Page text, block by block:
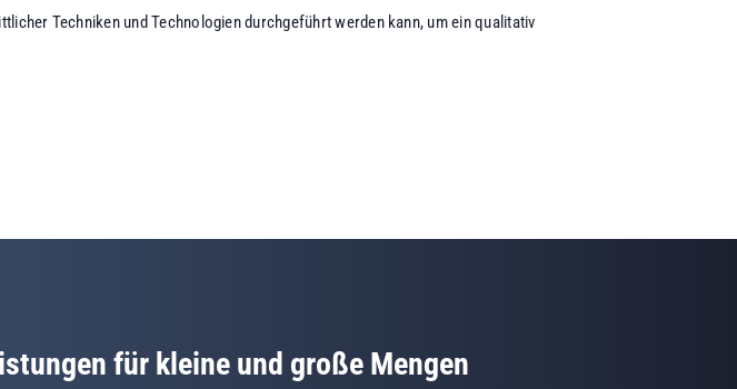
Techniken und Technologien durchgeführt werden kann, um ein qualitativ
für kleine und große Mengen